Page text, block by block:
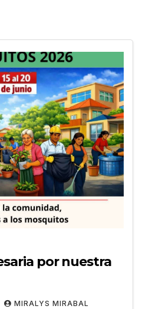
por nuestra
MIRALYS MIRABAL